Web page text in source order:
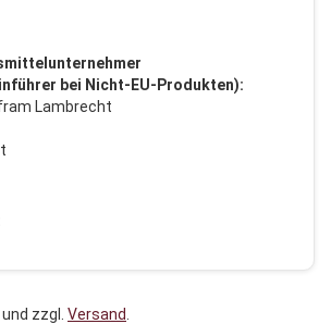
bei Nicht-EU-Produkten):
Lambrecht
zzgl. Versand